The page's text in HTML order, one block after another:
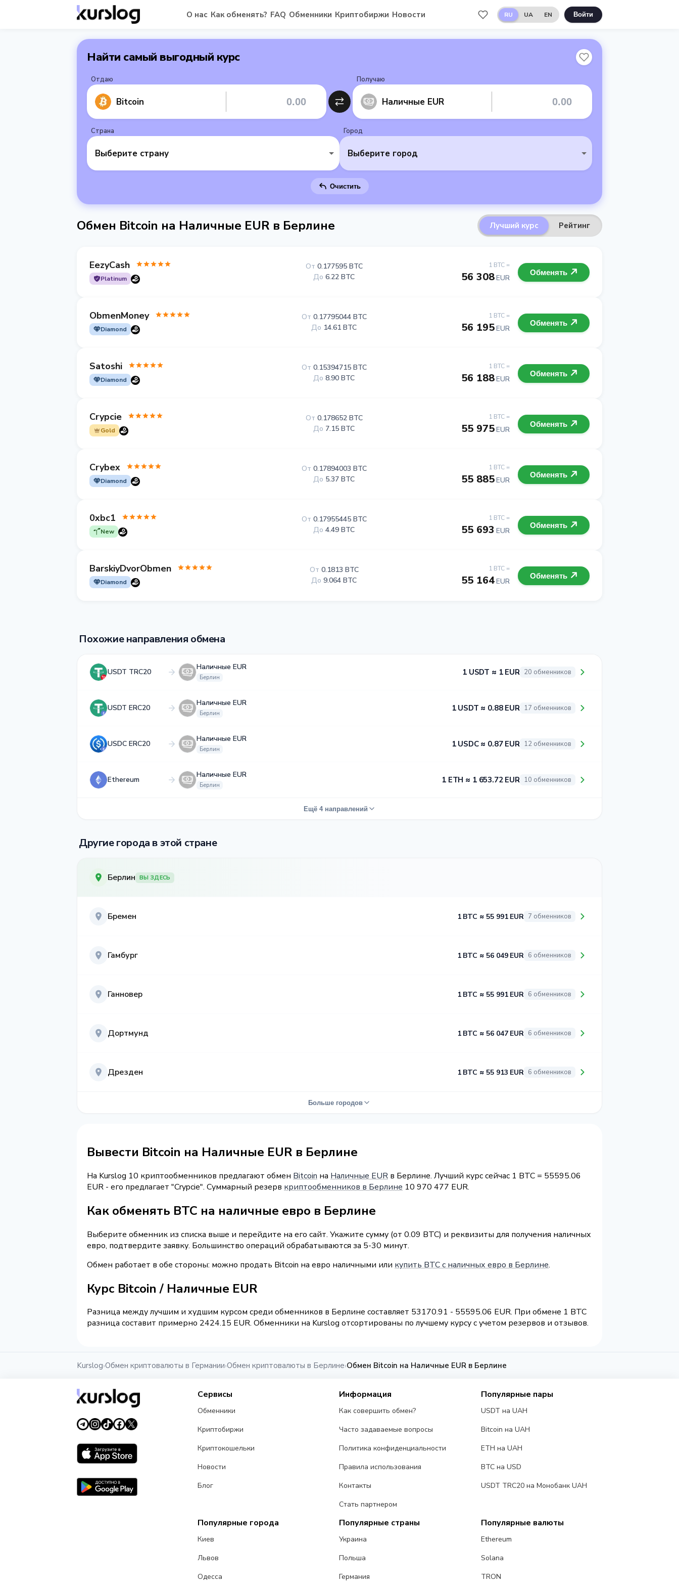
О нас Как обменять? FAQ Обменники Криптобиржи Новости RU UA EN Войти
Найти самый выгодный курс
Отдаю
Bitcoin
Получаю
Наличные EUR
Страна
Выберите страну
Город
Выберите город
Очистить
Обмен Bitcoin на Наличные EUR в Берлине Лучший курс Рейтинг
EezyCash
Platinum
1 BTC =
56 308EUR
От 0.177595 BTC
До 6.22 BTC Обменять
ObmenMoney
Diamond
1 BTC =
56 195EUR
От 0.17795044 BTC
До 14.61 BTC Обменять
Satoshi
Diamond
1 BTC =
56 188EUR
От 0.15394715 BTC
До 8.90 BTC Обменять
Crypcie
Gold
1 BTC =
55 975EUR
От 0.178652 BTC
До 7.15 BTC Обменять
Crybex
Diamond
1 BTC =
55 885EUR
От 0.17894003 BTC
До 5.37 BTC Обменять
0xbc1
New
1 BTC =
55 693 EUR
От 0.17955445 BTC
До 4.49 BTC Обменять
BarskiyDvorObmen
Diamond
1 BTC =
55 164EUR
От 0.1813 BTC
До 9.064 BTC Обменять
Похожие направления обмена
USDT TRC20
Наличные EUR
Берлин
1 USDT ≈ 1 EUR 20 обменников
USDT ERC20
Наличные EUR
Берлин
1 USDT ≈ 0.88 EUR 17 обменников
USDC ERC20
Наличные EUR
Берлин
1 USDC ≈ 0.87 EUR 12 обменников
Ethereum
Наличные EUR
Берлин
1 ETH ≈ 1 653.72 EUR 10 обменников
Ещё 4 направлений
Другие города в этой стране
Берлин ВЫ ЗДЕСЬ
Бремен 1 BTC ≈ 55 991 EUR 7 обменников
Гамбург 1 BTC ≈ 56 049 EUR 6 обменников
Ганновер 1 BTC ≈ 55 991 EUR 6 обменников
Дортмунд 1 BTC ≈ 56 047 EUR 6 обменников
Дрезден 1 BTC ≈ 55 913 EUR 6 обменников
Больше городов
Вывести Bitcoin на Наличные EUR в Берлине
На Kurslog 10 криптообменников предлагают обмен Bitcoin на Наличные EUR в Берлине. Лучший курс сейчас 1 BTC = 55595.06
EUR - его предлагает "Crypcie". Суммарный резерв криптообменников в Берлине 10 970 477 EUR.
Как обменять BTC на наличные евро в Берлине
Выберите обменник из списка выше и перейдите на его сайт. Укажите сумму (от 0.09 BTC) и реквизиты для получения наличных
евро, подтвердите заявку. Большинство операций обрабатываются за 5-30 минут.
Обмен работает в обе стороны: можно продать Bitcoin на евро наличными или купить BTC с наличных евро в Берлине.
Курс Bitcoin / Наличные EUR
Разница между лучшим и худшим курсом среди обменников в Берлине составляет 53170.91 - 55595.06 EUR. При обмене 1 BTC
разница составит примерно 2424.15 EUR. Обменники на Kurslog отсортированы по лучшему курсу с учетом резервов и отзывов.
Kurslog›Обмен криптовалюты в Германии›Обмен криптовалюты в Берлине›Обмен Bitcoin на Наличные EUR в Берлине
Сервисы
Обменники
Криптобиржи
Криптокошельки
Новости
Блог
Информация
Как совершить обмен?
Часто задаваемые вопросы
Политика конфиденциальности
Правила использования
Контакты
Стать партнером
Популярные пары
USDT на UAH
Bitcoin на UAH
ETH на UAH
BTC на USD
USDT TRC20 на Монобанк UAH
Популярные города
Киев
Львов
Одесса
Популярные страны
Украина
Польша
Германия
Популярные валюты
Ethereum
Solana
TRON